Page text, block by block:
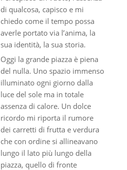
di qualcosa, capisco e mi
chiedo come il tempo possa
averle portato via l’anima, la
sua identità, la sua storia.
Oggi la grande piazza è piena
del nulla. Uno spazio immenso
illuminato ogni giorno dalla
luce del sole ma in totale
assenza di calore. Un dolce
ricordo mi riporta il rumore
dei carretti di frutta e verdura
che con ordine si allineavano
lungo il lato più lungo della
piazza, quello di fronte